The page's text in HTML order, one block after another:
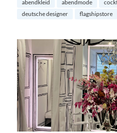
abendkleid abendmode
deutsche designer
flagshipstore